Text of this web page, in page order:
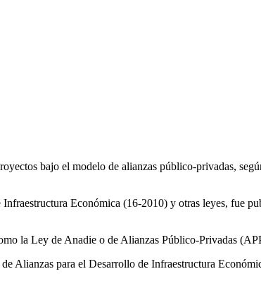
bajo el modelo de alianzas público-privadas,
Económica (16-2010) y otras leyes, fue
la Ley de Anadie o de Alianzas Público-Privadas
Alianzas para el Desarrollo de Infraestructura